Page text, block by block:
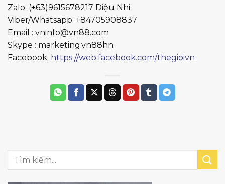
Zalo: (+63)9615678217 Diệu Nhi
Viber/Whatsapp: +84705908837
Email : vninfo@vn88.com
Skype : marketing.vn88hn
Facebook: https://web.facebook.com/thegioivn